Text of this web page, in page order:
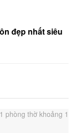
đẹp nhất siêu